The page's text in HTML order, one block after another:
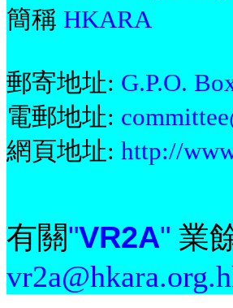
簡稱 HKARA
郵寄地址: G.P.O.
電郵地址:
網頁地址: http://
有關"VR2A" 業